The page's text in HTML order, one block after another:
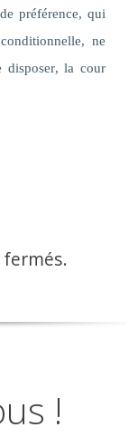
préférence, qui
ne
disposer, la cour
!